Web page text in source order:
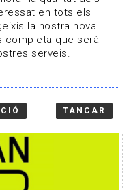
del sector de la
en tots els
la nostra nova
completa que serà
serveis.
TANCAR